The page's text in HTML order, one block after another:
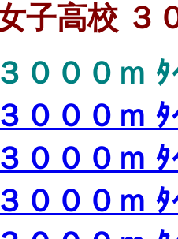
子高校 ３
０００ｍ ﾀ
０００ｍ ﾀ
０００ｍ ﾀ
０００ｍ ﾀ